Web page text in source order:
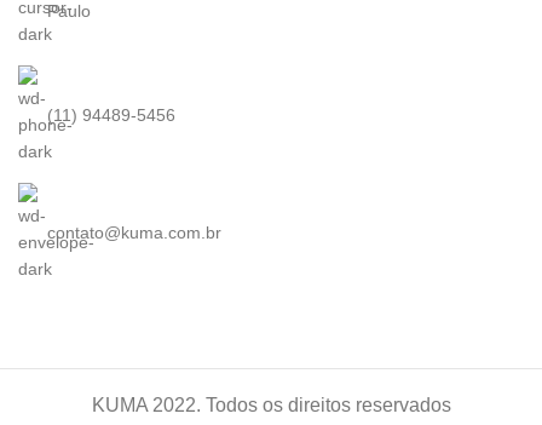
Paulo
(11) 94489-5456
contato@kuma.com.br
KUMA 2022. Todos os direitos reservados